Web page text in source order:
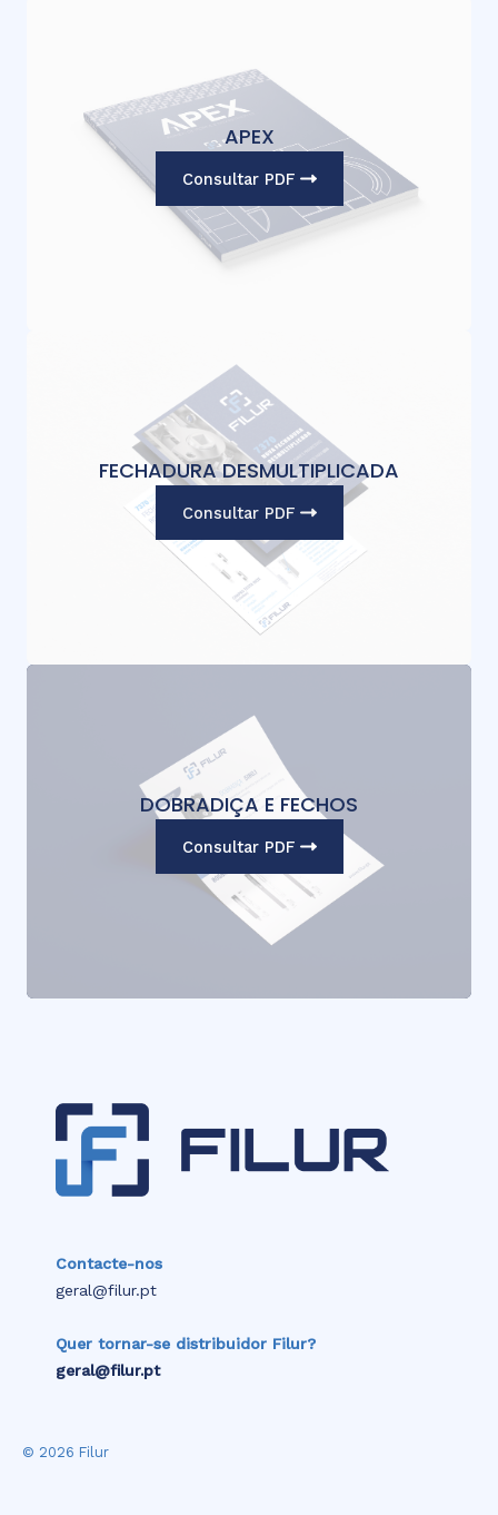
APEX
Consultar PDF
FECHADURA DESMULTIPLICADA
Consultar PDF
DOBRADIÇA E FECHOS
Consultar PDF
Contacte-nos
geral@filur.pt
Quer tornar-se distribuidor Filur?
geral@filur.pt
© 2026 Filur